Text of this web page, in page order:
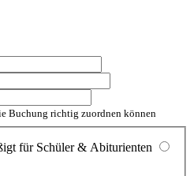
Buchung richtig zuordnen können
für Schüler & Abiturienten